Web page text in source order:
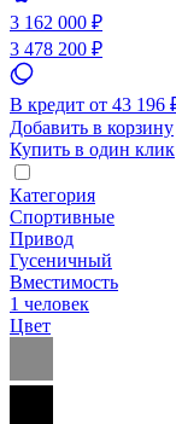
3 162 000 ₽
3 478 200 ₽
В кредит от 43 196
Добавить в корзину
Купить в один клик
Категория
Спортивные
Привод
Гусеничный
Вместимость
1 человек
Цвет